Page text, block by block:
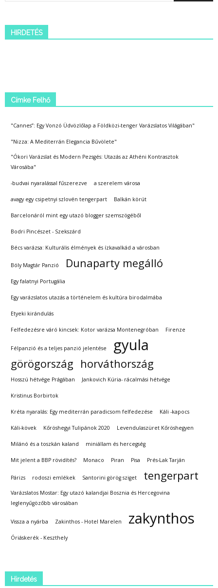
HIRDETÉS
Címke Felhő
"Cannes”: Egy Vonzó Üdvözlőlap a Földközi-tenger Varázslatos Világában"
"Nizza: A Mediterrán Elegancia Bűvölete"
"Ókori Varázslat és Modern Pezsgés: Utazás az Athéni Kontrasztok
Városába"
-budvai nyaralással fűszerezve a szerelem városa
avagy egy csipetnyi szlovén tengerpart Balkán körút
Barcelonáról mint egy utazó blogger szemszögéből
Bodri Pincészet - Szekszárd
Bécs varázsa: Kulturális élmények és ízkavalkád a városban
Bóly Magtár Panzió Dunaparty megálló
Egy falatnyi Portugália
Egy varázslatos utazás a történelem és kultúra birodalmába
Etyeki kirándulás
Felfedezésre váró kincsek: Kotor varázsa Montenegróban Firenze
Félpanzió és a teljes panzió jelentése gyula
görögország horváthország
Hosszú hétvége Prágában Jankovich Kúria- rácalmási hétvége
Kristinus Borbirtok
Kréta nyaralás: Egy mediterrán paradicsom felfedezése Káli -kapocs
Káli-kövek Kőröshegyi Tulipánok 2020 Levendulaszüret Kőröshegyen
Milánó és a toszkán kaland miniállam és hercegség
Mit jelent a BBP rövidítés? Monaco Piran Pisa Prés-Lak Tarján
Párizs rodoszi emlékek Santorini görög sziget tengerpart
Varázslatos Mostar: Egy utazó kalandjai Bosznia és Hercegovina
leglenyűgözőbb városában
Vissza a nyárba Zakinthos - Hotel Marelen zakynthos
Óriáskerék - Keszthely
Hirdetés